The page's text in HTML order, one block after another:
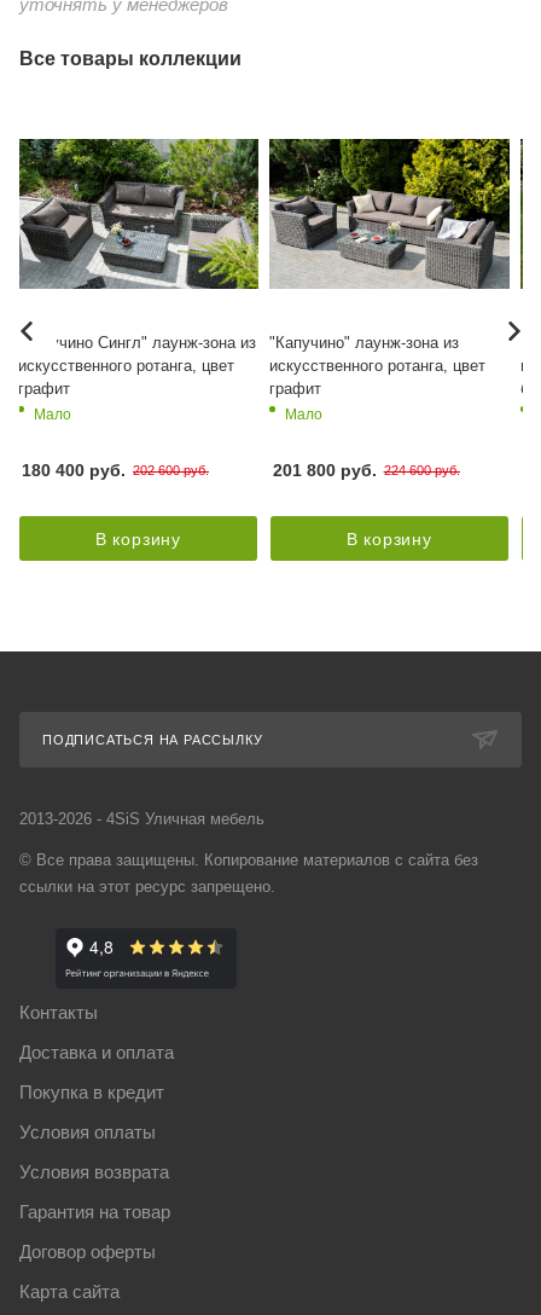
уточнять у менеджеров
Все товары коллекции
"Капучино Cингл" лаунж-зона из
искусственного ротанга, цвет
графит
Мало
180 400 руб. 202 600 руб.
В корзину
"Капучино" лаунж-зона из
искусственного ротанга, цвет
графит
Мало
201 800 руб. 224 600 руб.
В корзину
ПОДПИСАТЬСЯ НА РАССЫЛКУ
2013-2026 - 4SiS Уличная мебель
© Все права защищены. Копирование материалов с сайта без
ссылки на этот ресурс запрещено.
Контакты
Доставка и оплата
Покупка в кредит
Условия оплаты
Условия возврата
Гарантия на товар
Договор оферты
Карта сайта